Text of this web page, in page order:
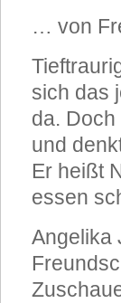
… von
sich das
da.
und
Er heißt
essen
Angelika